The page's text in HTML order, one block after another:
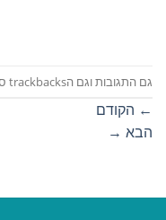
גם התגובות וגם הtrackbacks סגורים כרגע.
← הקודם
הבא →